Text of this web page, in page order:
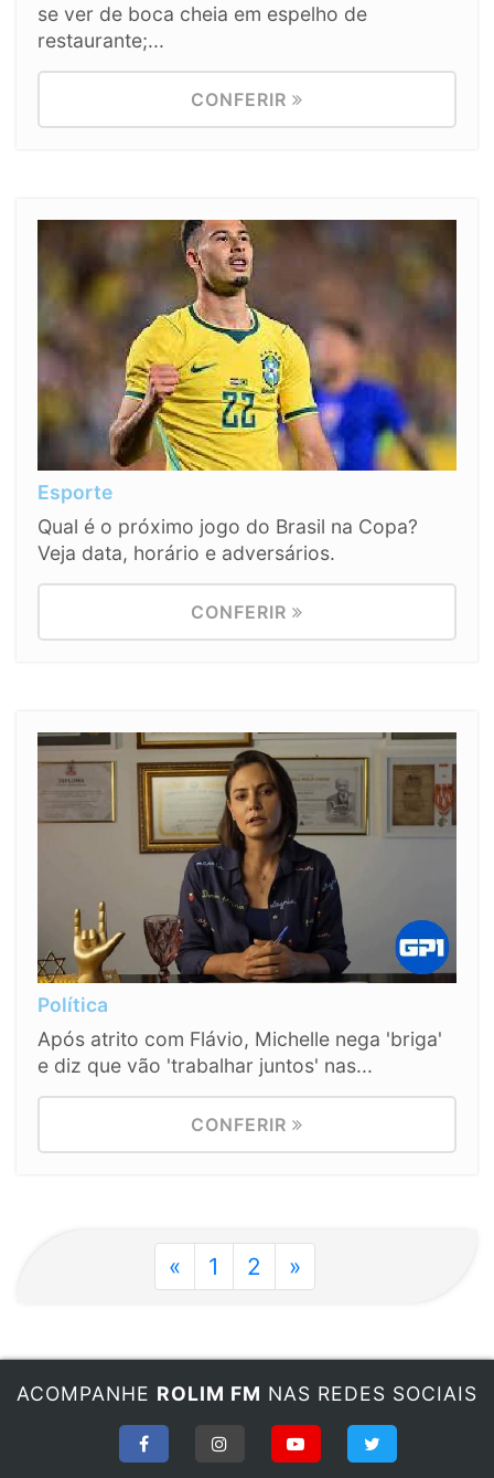
se ver de boca cheia em espelho de
restaurante;...
CONFERIR
Esporte
Qual é o próximo jogo do Brasil na Copa?
Veja data, horário e adversários.
CONFERIR
Política
Após atrito com Flávio, Michelle nega 'briga'
e diz que vão 'trabalhar juntos' nas...
CONFERIR
« 1 2 »
ACOMPANHE ROLIM FM NAS REDES SOCIAIS